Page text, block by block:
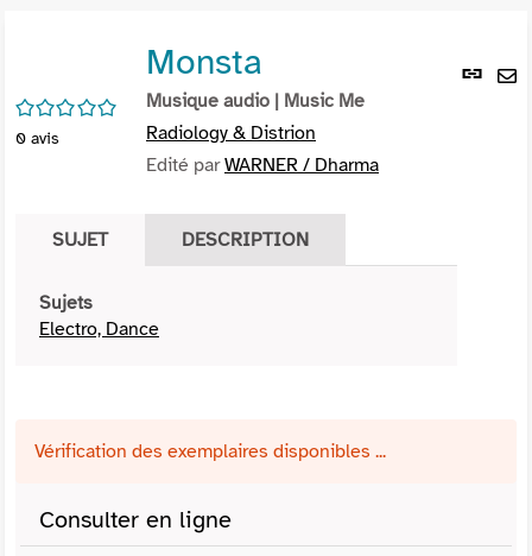
Lien
/5
0 avis
Monsta
Musique audio | Music Me
Radiology & Distrion
Edité parWARNER / Dharma
SUJET DESCRIPTION
Sujets
Electro, Dance
Vérification des exemplaires disponibles ...
Consulter en ligne